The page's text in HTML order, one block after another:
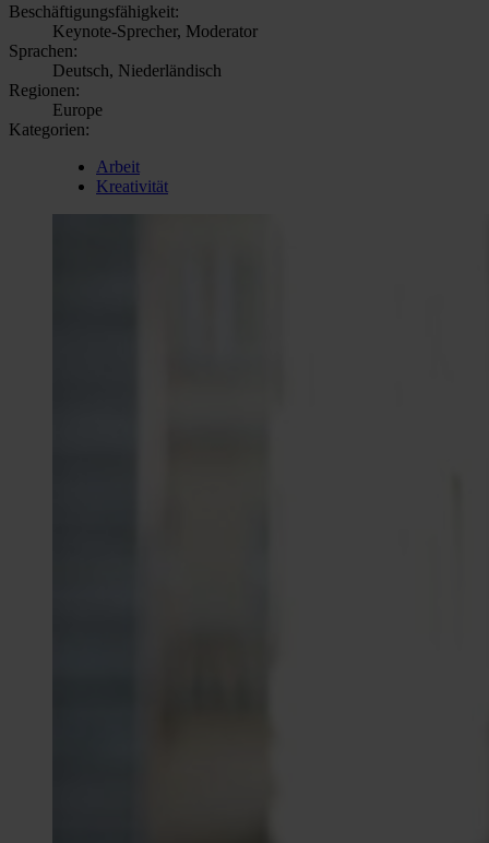
Beschäftigungsfähigkeit:
Keynote-Sprecher, Moderator
Sprachen:
Deutsch, Niederländisch
Regionen:
Europe
Kategorien:
Arbeit
Kreativität